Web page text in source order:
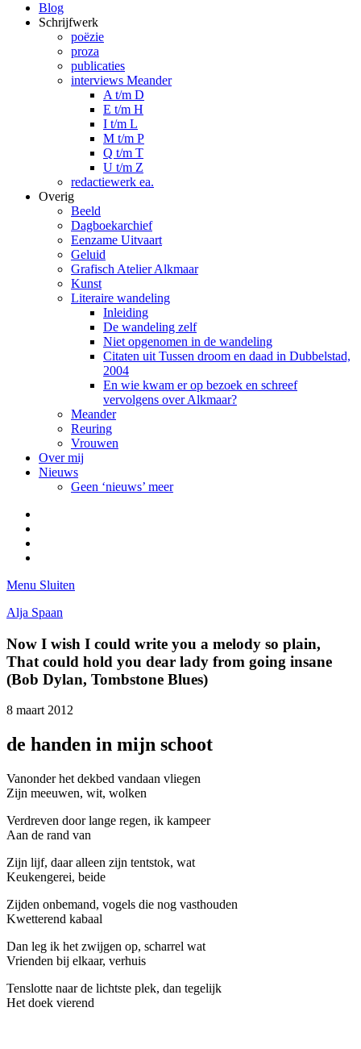
Blog
Schrijfwerk
poëzie
proza
publicaties
interviews Meander
A t/m D
E t/m H
I t/m L
M t/m P
Q t/m T
U t/m Z
redactiewerk ea.
Overig
Beeld
Dagboekarchief
Eenzame Uitvaart
Geluid
Grafisch Atelier Alkmaar
Kunst
Literaire wandeling
Inleiding
De wandeling zelf
Niet opgenomen in de wandeling
Citaten uit Tussen droom en daad in Dubbelstad,
2004
En wie kwam er op bezoek en schreef
vervolgens over Alkmaar?
Meander
Reuring
Vrouwen
Over mij
Nieuws
Geen ‘nieuws’ meer
Menu Sluiten
Alja Spaan
Now I wish I could write you a melody so plain,
That could hold you dear lady from going insane
(Bob Dylan, Tombstone Blues)
8 maart 2012
de handen in mijn schoot
Vanonder het dekbed vandaan vliegen
Zijn meeuwen, wit, wolken
Verdreven door lange regen, ik kampeer
Aan de rand van
Zijn lijf, daar alleen zijn tentstok, wat
Keukengerei, beide
Zijden onbemand, vogels die nog vasthouden
Kwetterend kabaal
Dan leg ik het zwijgen op, scharrel wat
Vrienden bij elkaar, verhuis
Tenslotte naar de lichtste plek, dan tegelijk
Het doek vierend